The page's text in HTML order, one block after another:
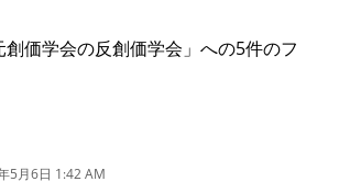
価学会の反創価学会 」への5件のフ
5月6日 1:42 AM